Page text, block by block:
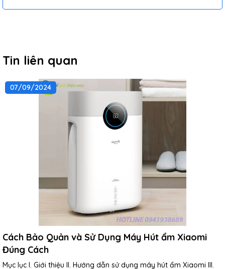
Tin liên quan
07/09/2024
Cách Bảo Quản và Sử Dụng Máy Hút ẩm Xiaomi
Đúng Cách
Mục lục I. Giới thiệu II. Hướng dẫn sử dụng máy hút ẩm Xiaomi III.